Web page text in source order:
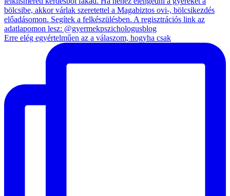
Erre elég egyértelműen az a válaszom, hogyha csak